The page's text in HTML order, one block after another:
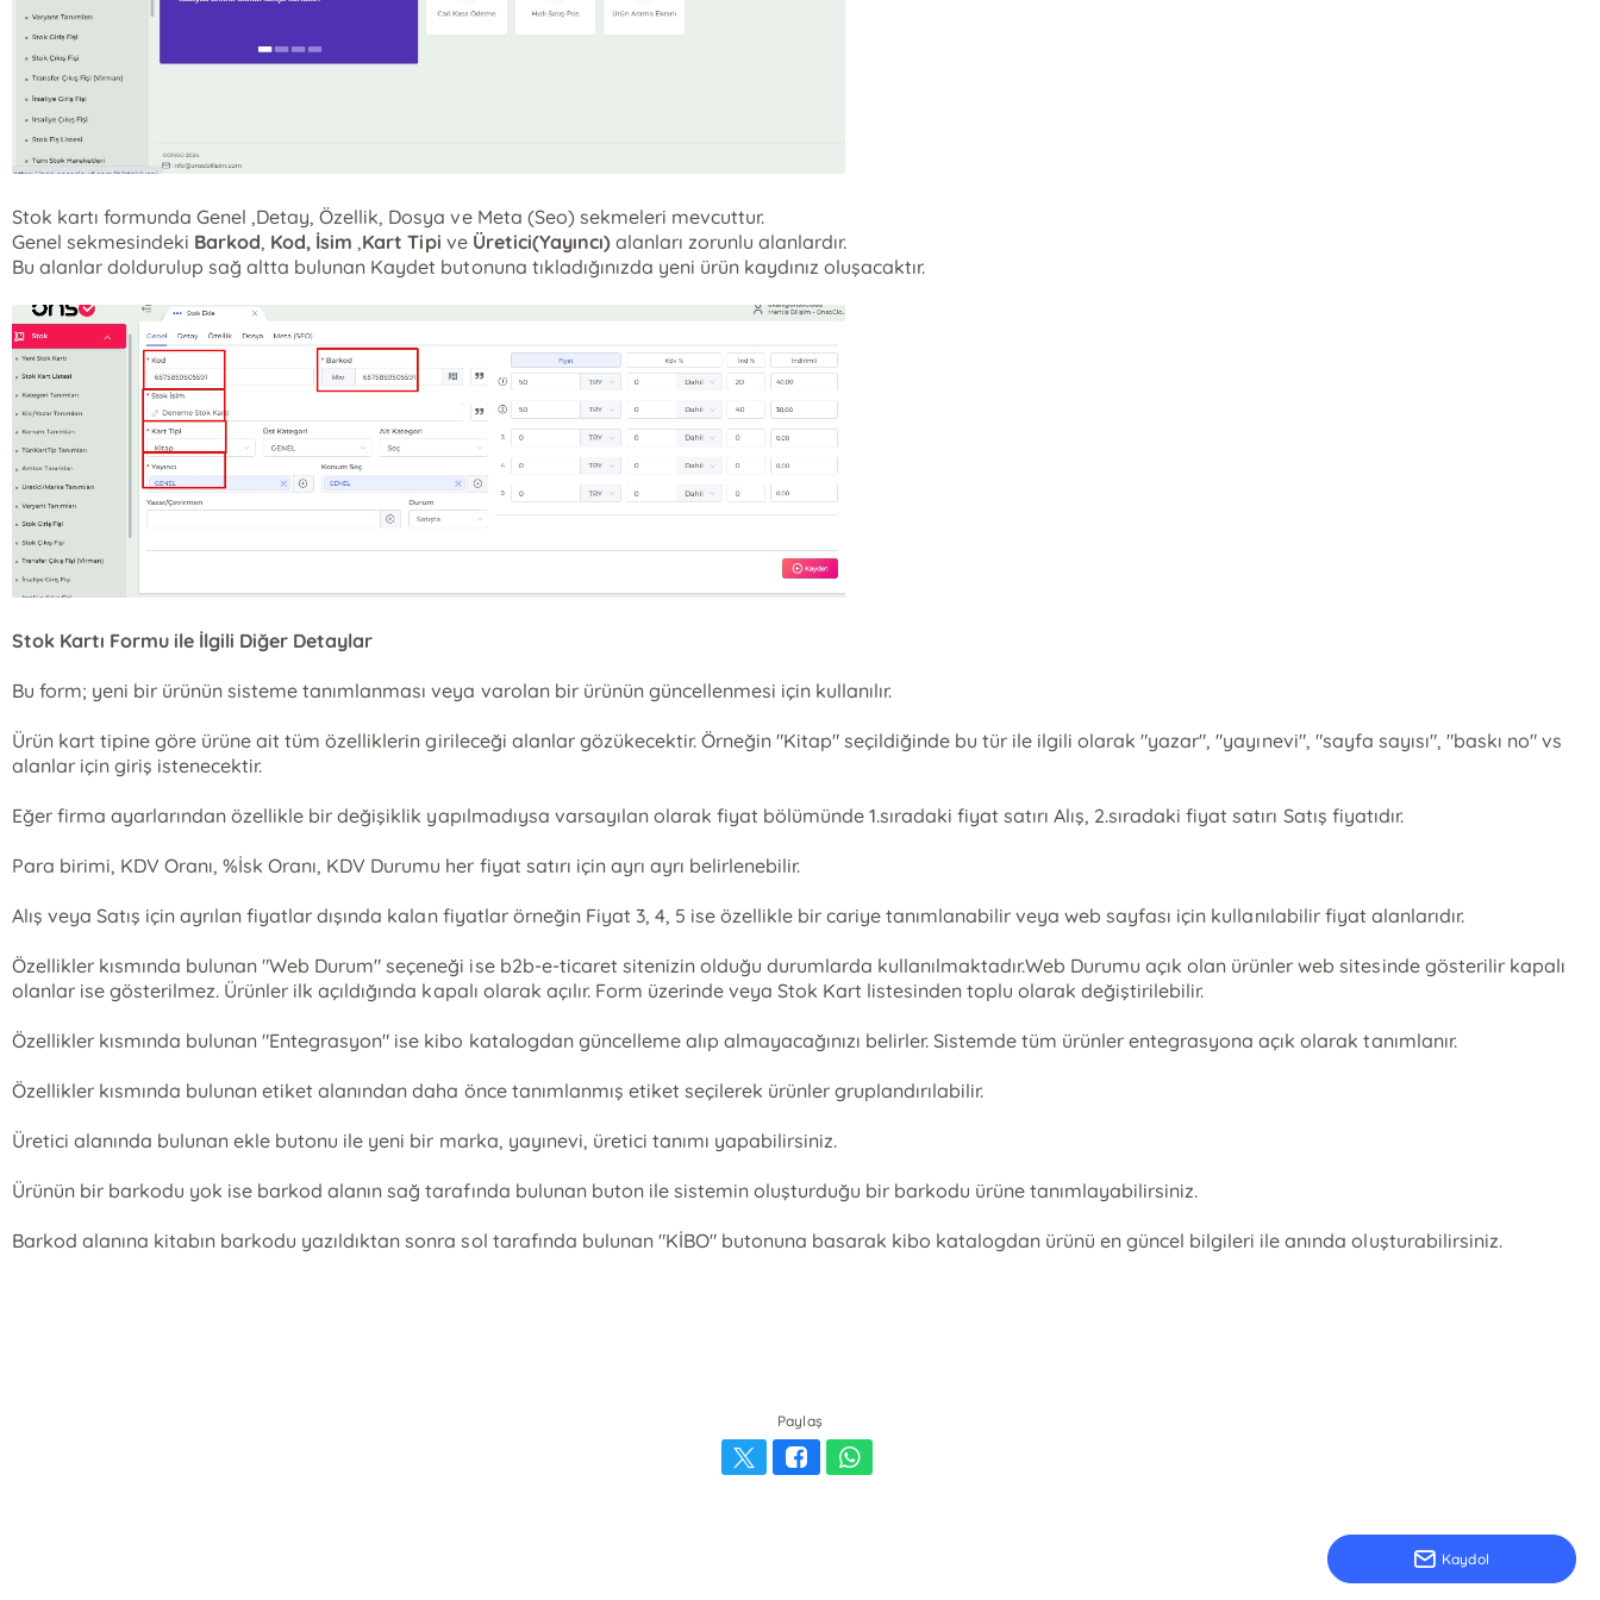
Stok kartı formunda Genel ,Detay, Özellik, Dosya ve Meta (Seo) sekmeleri mevcuttur.
Genel sekmesindeki Barkod, Kod, İsim ,Kart Tipi ve Üretici(Yayıncı)alanları zorunlu alanlardır.
Bu alanlar doldurulup sağ altta bulunan Kaydet butonuna tıkladığınızda yeni ürün kaydınız oluşacaktır.
Stok Kartı Formu ile İlgili Diğer Detaylar
Bu form; yeni bir ürünün sisteme tanımlanması veya varolan bir ürünün güncellenmesi için kullanılır.
Ürün kart tipine göre ürüne ait tüm özelliklerin girileceği alanlar gözükecektir. Örneğin "Kitap" seçildiğinde bu tür ile ilgili olarak "yazar", "yayınevi", "sayfa sayısı", "baskı no" vs
alanlar için giriş istenecektir.
Eğer firma ayarlarından özellikle bir değişiklik yapılmadıysa varsayılan olarak fiyat bölümünde 1.sıradaki fiyat satırı Alış, 2.sıradaki fiyat satırı Satış fiyatıdır.
Para birimi, KDV Oranı, %İsk Oranı, KDV Durumu her fiyat satırı için ayrı ayrı belirlenebilir.
Alış veya Satış için ayrılan fiyatlar dışında kalan fiyatlar örneğin Fiyat 3, 4, 5 ise özellikle bir cariye tanımlanabilir veya web sayfası için kullanılabilir fiyat alanlarıdır.
Özellikler kısmında bulunan "Web Durum" seçeneği ise b2b-e-ticaret sitenizin olduğu durumlarda kullanılmaktadır.Web Durumu açık olan ürünler web sitesinde gösterilir kapalı
olanlar ise gösterilmez. Ürünler ilk açıldığında kapalı olarak açılır. Form üzerinde veya Stok Kart listesinden toplu olarak değiştirilebilir.
Özellikler kısmında bulunan "Entegrasyon" ise kibo katalogdan güncelleme alıp almayacağınızı belirler. Sistemde tüm ürünler entegrasyona açık olarak tanımlanır.
Özellikler kısmında bulunan etiket alanından daha önce tanımlanmış etiket seçilerek ürünler gruplandırılabilir.
Üretici alanında bulunan ekle butonu ile yeni bir marka, yayınevi, üretici tanımı yapabilirsiniz.
Ürünün bir barkodu yok ise barkod alanın sağ tarafında bulunan buton ile sistemin oluşturduğu bir barkodu ürüne tanımlayabilirsiniz.
Barkod alanına kitabın barkodu yazıldıktan sonra sol tarafında bulunan "KİBO" butonuna basarak kibo katalogdan ürünü en güncel bilgileri ile anında oluşturabilirsiniz.
Paylaş
Kaydol